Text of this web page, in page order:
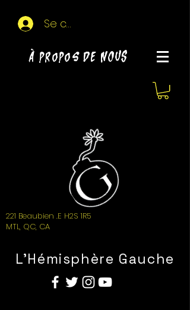
Se connecter
À propos de NOUS
221 Beaubien .E H2S 1R5
MTL, QC, CA
L'Hémisphère Gauche